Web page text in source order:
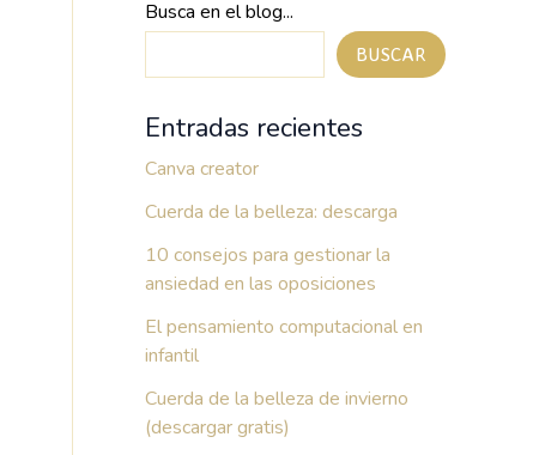
Busca en el blog...
BUSCAR
Entradas recientes
Canva creator
Cuerda de la belleza: descarga
10 consejos para gestionar la
ansiedad en las oposiciones
El pensamiento computacional en
infantil
Cuerda de la belleza de invierno
(descargar gratis)